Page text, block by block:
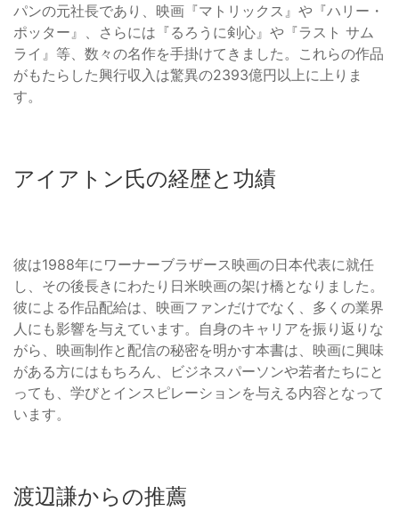
パンの元社長であり、映画『マトリックス』や『ハリー・
ポッター』、さらには『るろうに剣心』や『ラスト サム
ライ』等、数々の名作を手掛けてきました。これらの作品
がもたらした興行収入は驚異の2393億円以上に上りま
す。
アイアトン氏の経歴と功績
彼は1988年にワーナーブラザース映画の日本代表に就任
し、その後長きにわたり日米映画の架け橋となりました。
彼による作品配給は、映画ファンだけでなく、多くの業界
人にも影響を与えています。自身のキャリアを振り返りな
がら、映画制作と配信の秘密を明かす本書は、映画に興味
がある方にはもちろん、ビジネスパーソンや若者たちにと
っても、学びとインスピレーションを与える内容となって
います。
渡辺謙からの推薦